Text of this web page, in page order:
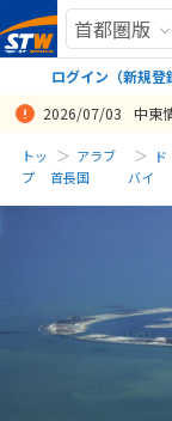
ログイン（新規登
2026/07/03 中東
トッ
プ
アラブ
首長国
ド
バイ